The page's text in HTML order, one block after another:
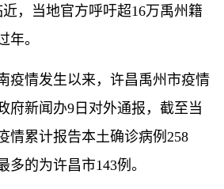
，当地官方呼吁超16万禹州籍
年。
情发生以来，许昌禹州市疫情
府新闻办9日对外通报，截至当
情累计报告本土确诊病例258
的为许昌市143例。